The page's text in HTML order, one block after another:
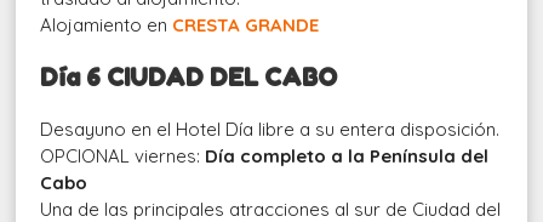
Alojamiento en CRESTA GRANDE
Día 6 CIUDAD DEL CABO
Desayuno en el Hotel Día libre a su entera disposición.
OPCIONAL viernes: Día completo a la Península del
Cabo
Una de las principales atracciones al sur de Ciudad del